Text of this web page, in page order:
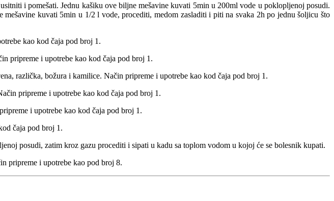
i pomešati. Jednu kašiku ove biljne mešavine kuvati 5min u 200ml vode u poklopljenoj posudi.
kuvati 5min u 1/2 l vode, procediti, medom zasladiti i piti na svaka 2h po jednu šoljicu što
kao kod čaja pod broj 1.
pripreme i upotrebe kao kod čaja pod broj 1.
različka, božura i kamilice. Način pripreme i upotrebe kao kod čaja pod broj 1.
pripreme i upotrebe kao kod čaja pod broj 1.
i upotrebe kao kod čaja pod broj 1.
čaja pod broj 1.
posudi, zatim kroz gazu procediti i sipati u kadu sa toplom vodom u kojoj će se bolesnik kupati.
pripreme i upotrebe kao pod broj 8.